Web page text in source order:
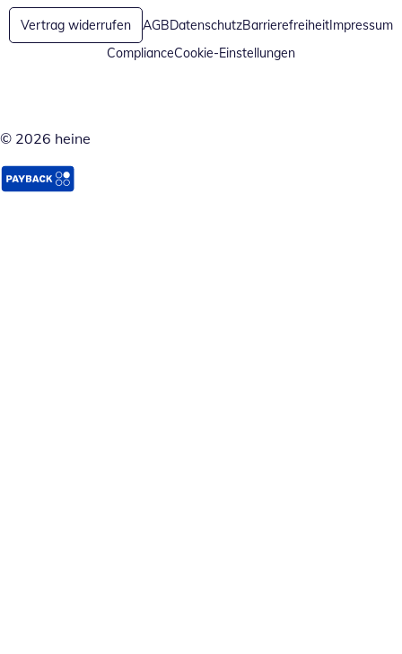
Vertrag widerrufen AGBDatenschutzBarrierefreiheitImpressum
ComplianceCookie-Einstellungen
© 2026 heine